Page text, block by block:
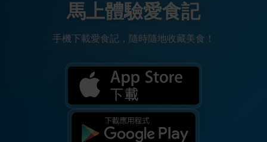
馬上體驗愛食記
手機下載愛食記，隨時隨地收藏美食！